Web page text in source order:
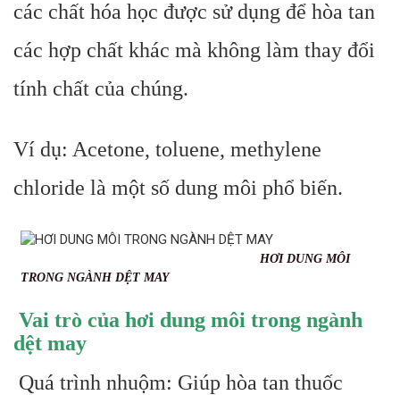
các chất hóa học được sử dụng để hòa tan
các hợp chất khác mà không làm thay đổi
tính chất của chúng.
Ví dụ: Acetone, toluene, methylene
chloride là một số dung môi phổ biến.
HƠI DUNG MÔI
TRONG NGÀNH DỆT MAY
Vai trò của hơi dung môi trong ngành
dệt may
Quá trình nhuộm: Giúp hòa tan thuốc